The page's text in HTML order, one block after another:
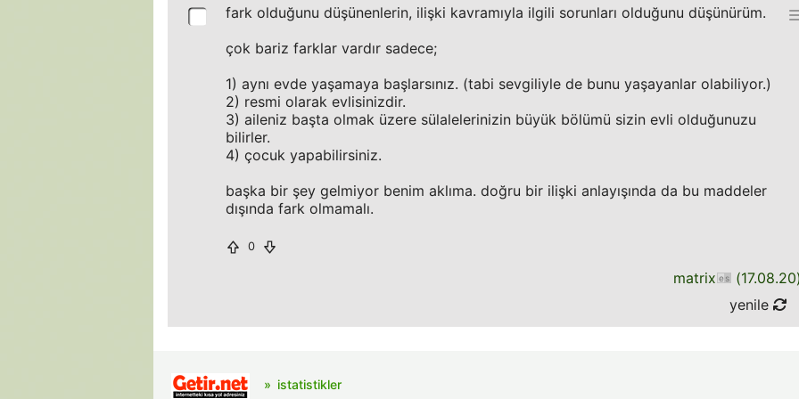
fark olduğunu düşünenlerin, ilişki kavramıyla ilgili sorunları olduğunu düşünürüm.
çok bariz farklar vardır sadece;
1) aynı evde yaşamaya başlarsınız. (tabi sevgiliyle de bunu yaşayanlar olabiliyor.)
2) resmi olarak evlisinizdir.
3) aileniz başta olmak üzere sülalelerinizin büyük bölümü sizin evli olduğunuzu
bilirler.
4) çocuk yapabilirsiniz.
başka bir şey gelmiyor benim aklıma. doğru bir ilişki anlayışında da bu maddeler
dışında fark olmamalı.
0
matrix (17.08.20
yenile
istatistikler